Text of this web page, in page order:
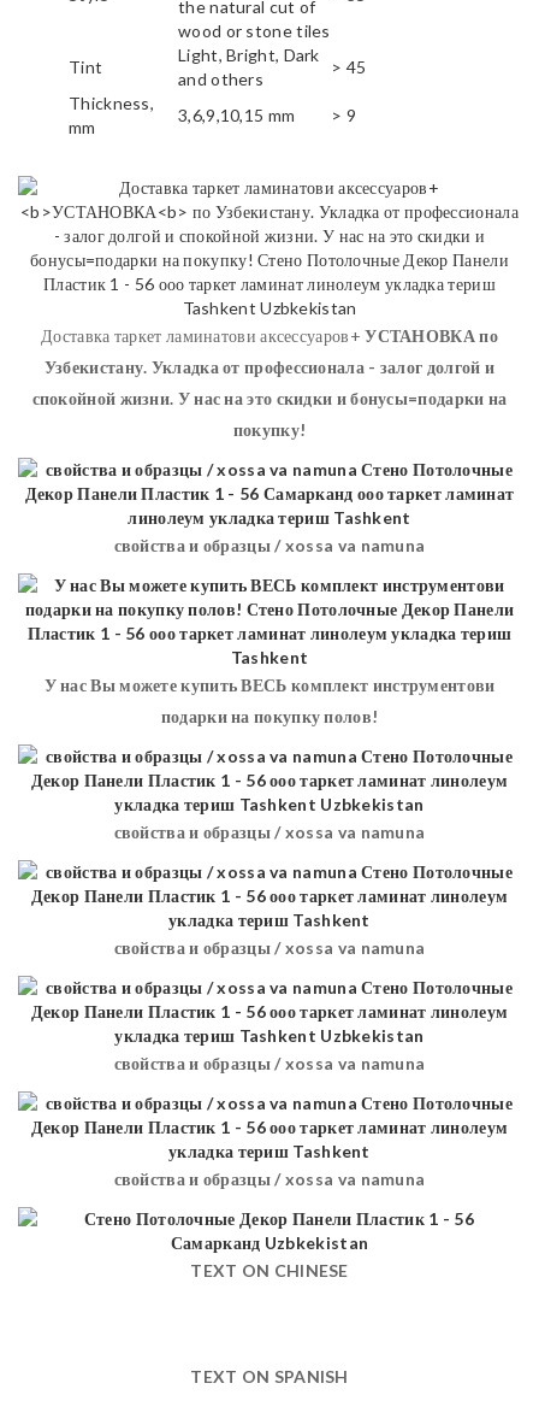
the natural cut of
wood or stone tiles
Tint
Light, Bright, Dark
and others
> 45
Thickness,
mm
3,6,9,10,15 mm > 9
Доставка таркет ламинатови аксессуаров+УСТАНОВКАпо
Узбекистану. Укладка от профессионала - залог долгой и
спокойной жизни. У нас на это скидки и бонусы=подарки на
покупку!
свойства и образцы / xossa va namuna
У нас Вы можете купить ВЕСЬ комплект инструментови
подарки на покупку полов!
свойства и образцы / xossa va namuna
свойства и образцы / xossa va namuna
свойства и образцы / xossa va namuna
свойства и образцы / xossa va namuna
TEXT ON CHINESE
TEXT ON SPANISH